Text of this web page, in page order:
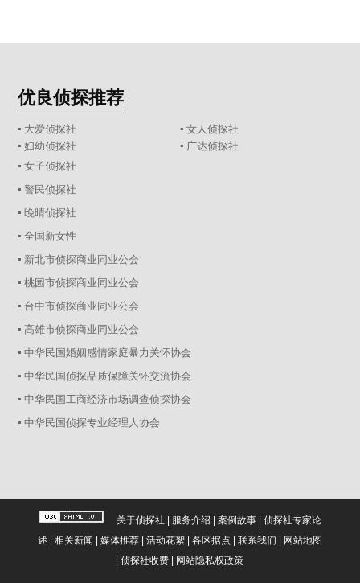
优良侦探推荐
▪ 大爱侦探社
▪ 女人侦探社
▪ 妇幼侦探社
▪ 广达侦探社
▪ 女子侦探社
▪ 警民侦探社
▪ 晚晴侦探社
▪ 全国新女性
▪ 新北市侦探商业同业公会
▪ 桃园市侦探商业同业公会
▪ 台中市侦探商业同业公会
▪ 高雄市侦探商业同业公会
▪ 中华民国婚姻感情家庭暴力关怀协会
▪ 中华民国侦探品质保障关怀交流协会
▪ 中华民国工商经济市场调查侦探协会
▪ 中华民国侦探专业经理人协会
关于侦探社 | 服务介绍 | 案例故事| 侦探社专家论
述 | 相关新闻 | 媒体推荐| 活动花絮| 各区据点 | 联系我们 | 网站地图
|侦探社收费 | 网站隐私权政策